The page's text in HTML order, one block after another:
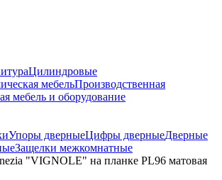
Цилиндровые
мебельПроизводственная
мебель и оборудование
Упоры дверныеЦифры дверныеДверные
Защелки межкомнатные
"VIGNOLE" на планке PL96 матовая